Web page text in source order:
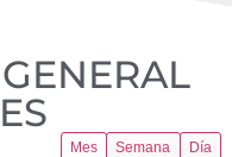
Mes Semana Día